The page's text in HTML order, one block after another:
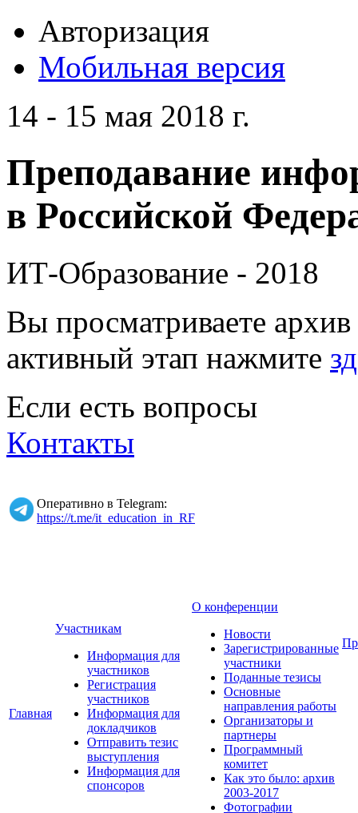
Авторизация
Мобильная версия
14 - 15 мая 2018 г.
Преподавание
в Российской
ИТ-Образование - 2018
Вы просматриваете
активный этап нажмите
Если есть вопросы
Контакты
Оперативно в Telegram:
https://t.me/it_education_in_RF
Главная
Участникам
Информация для
участников
Регистрация
участников
Информация для
докладчиков
Отправить тезис
выступления
Информация для
спонсоров
О конференции
Новости
Зарегистрированные
участники
Поданные тезисы
Основные
направления работы
Организаторы и
партнеры
Программный
комитет
Как это было: архив
2003-2017
Фотографии